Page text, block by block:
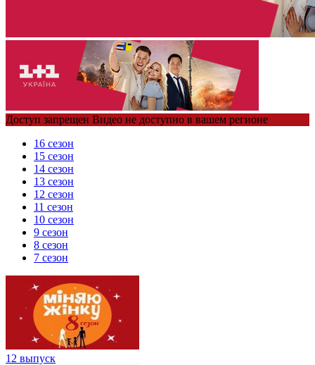
Доступ запрещен Видео не доступно в вашем регионе
16 сезон
15 сезон
14 сезон
13 сезон
12 сезон
11 сезон
10 сезон
9 сезон
8 сезон
7 сезон
12 выпуск